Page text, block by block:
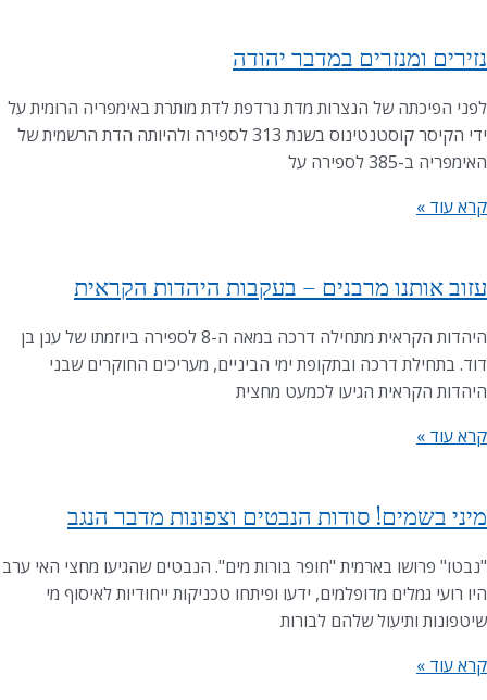
נזירים ומנזרים במדבר יהודה
לפני הפיכתה של הנצרות מדת נרדפת לדת מותרת באימפריה הרומית על
ידי הקיסר קוסטנטינוס בשנת 313 לספירה ולהיותה הדת הרשמית של
האימפריה ב-385 לספירה על
קרא עוד »
עזוב אותנו מרבנים – בעקבות היהדות הקראית
היהדות הקראית מתחילה דרכה במאה ה-8 לספירה ביוזמתו של ענן בן
דוד. בתחילת דרכה ובתקופת ימי הביניים, מעריכים החוקרים שבני
היהדות הקראית הגיעו לכמעט מחצית
קרא עוד »
מיני בשמים! סודות הנבטים וצפונות מדבר הנגב
"נבטו" פרושו בארמית "חופר בורות מים". הנבטים שהגיעו מחצי האי ערב
היו רועי גמלים מדופלמים, ידעו ופיתחו טכניקות ייחודיות לאיסוף מי
שיטפונות ותיעול שלהם לבורות
קרא עוד »